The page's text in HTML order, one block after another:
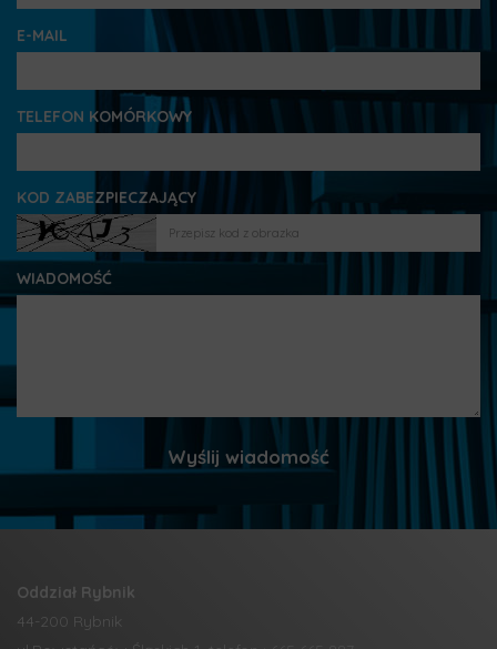
E-MAIL
TELEFON KOMÓRKOWY
KOD ZABEZPIECZAJĄCY
WIADOMOŚĆ
Oddział Rybnik
44-200 Rybnik